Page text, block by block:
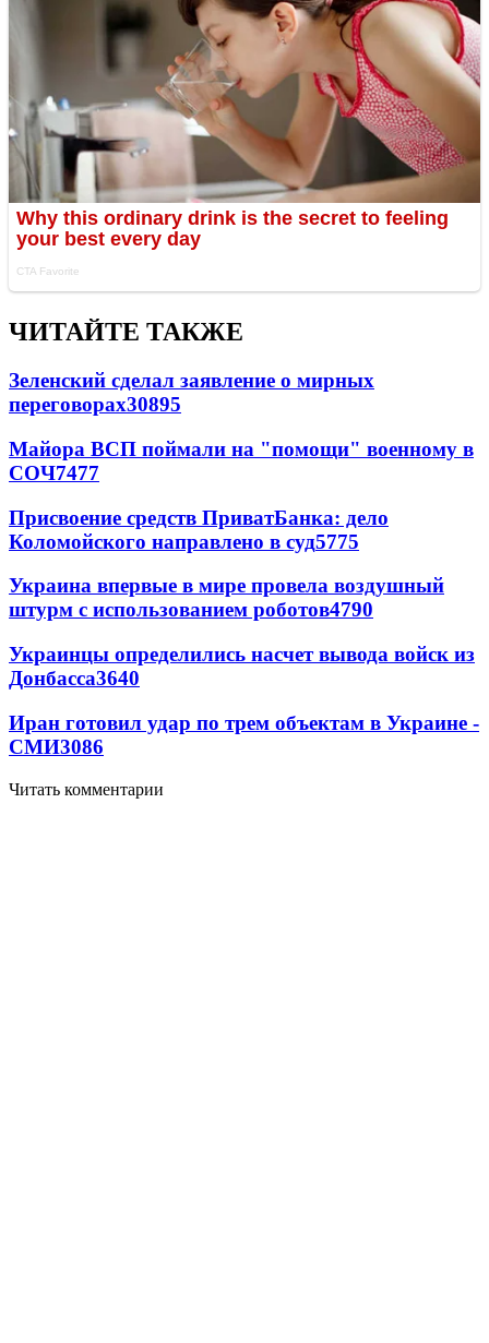
ЧИТАЙТЕ ТАКЖЕ
Зеленский сделал заявление о мирных
переговорах30895
Майора ВСП поймали на "помощи" военному в
СОЧ7477
Присвоение средств ПриватБанка: дело
Коломойского направлено в суд5775
Украина впервые в мире провела воздушный
штурм с использованием роботов4790
Украинцы определились насчет вывода войск из
Донбасса3640
Иран готовил удар по трем объектам в Украине -
СМИ3086
Читать комментарии